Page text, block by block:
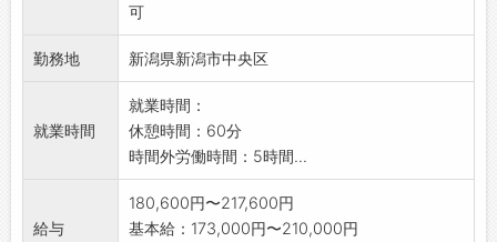
可
勤務地 新潟県新潟市中央区
就業時間
就業時間：
休憩時間：60分
時間外労働時間：5時間...
給与
180,600円〜217,600円
基本給：173,000円〜210,000円